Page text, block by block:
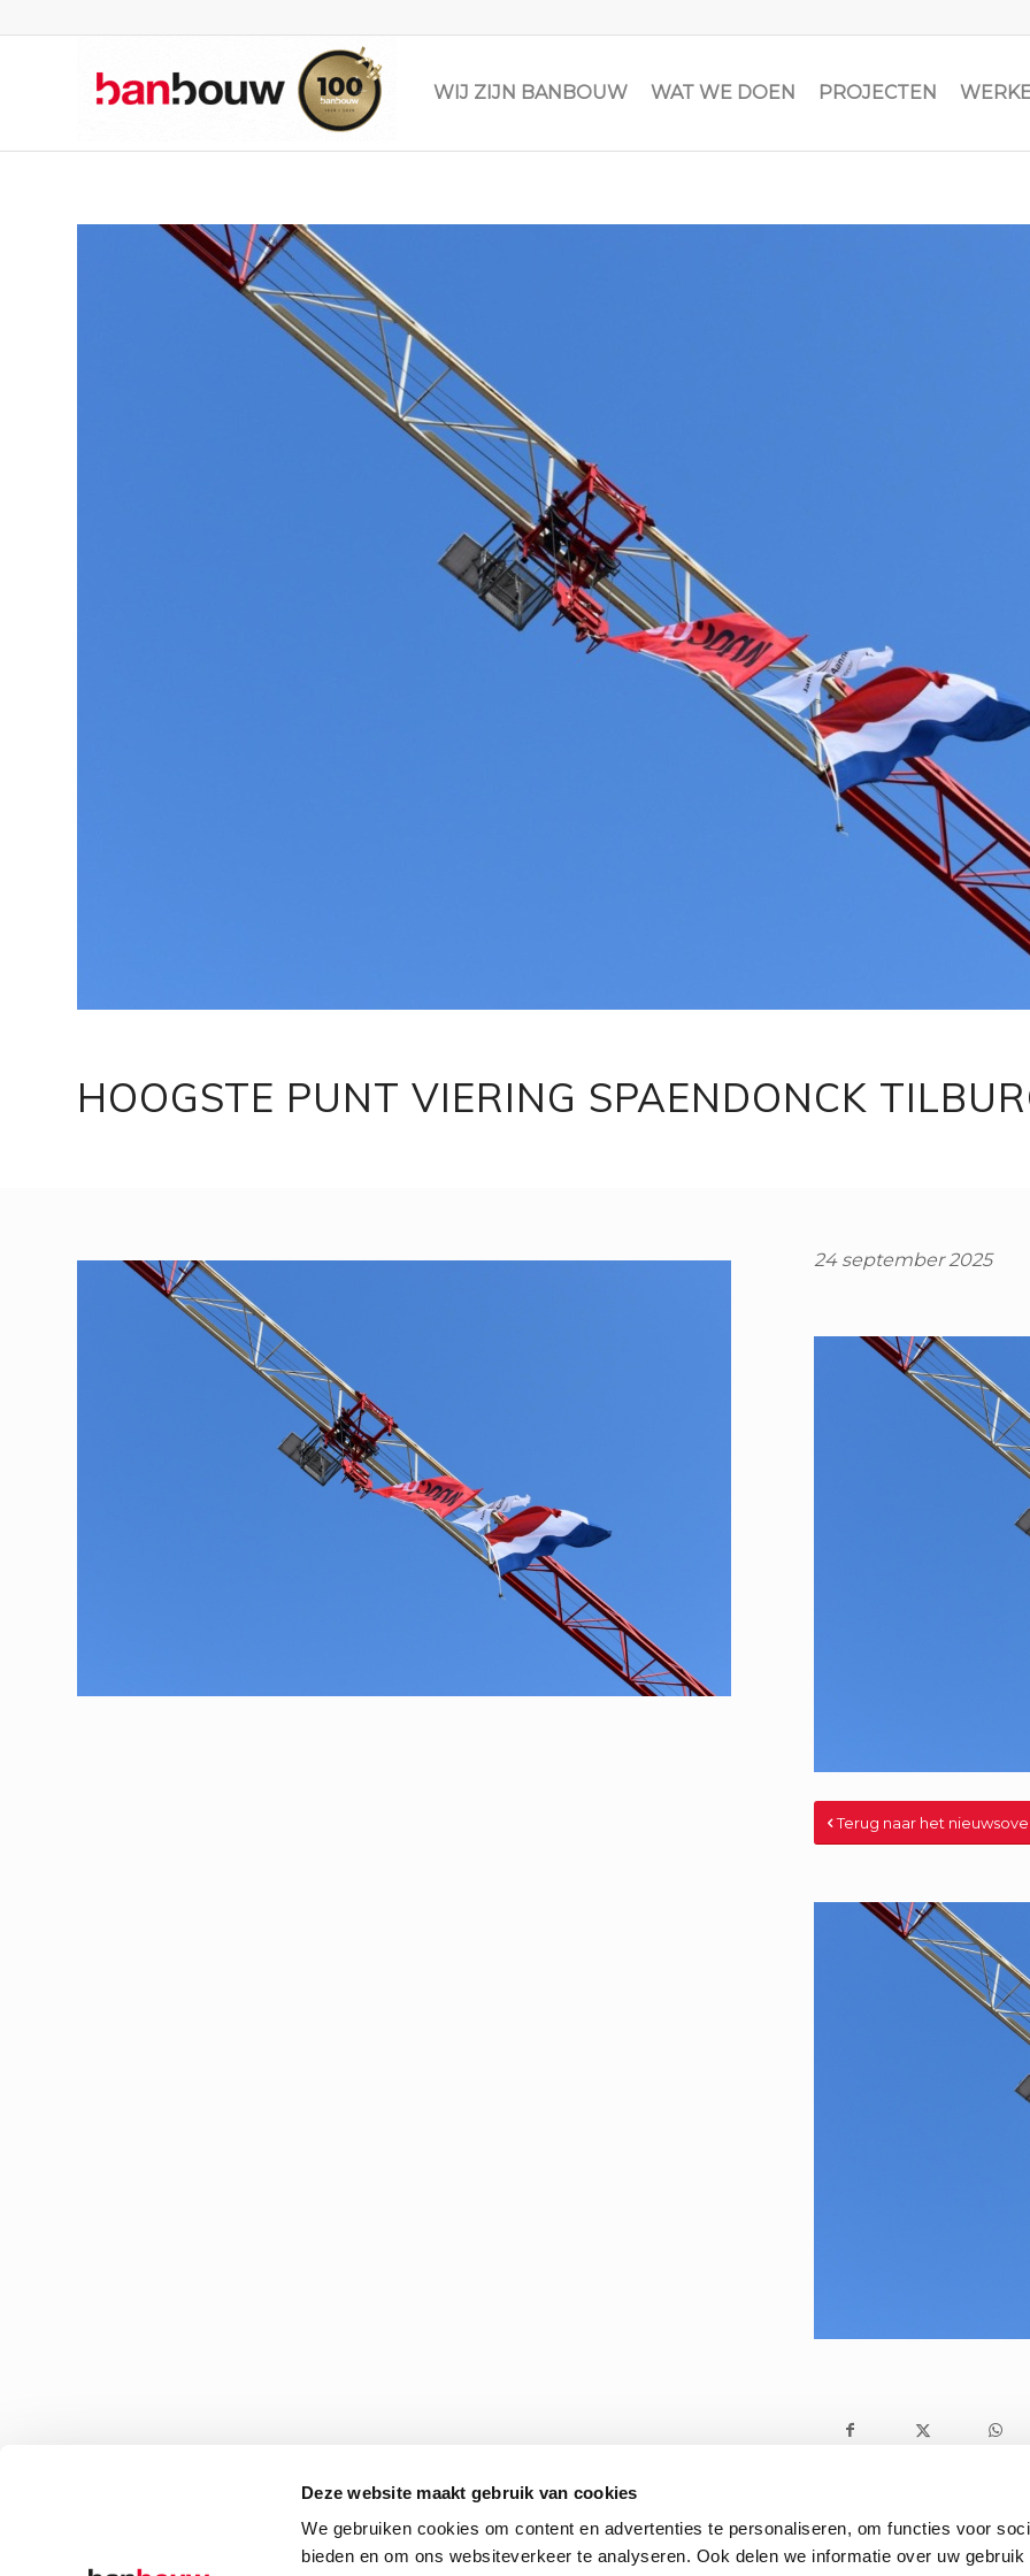
Deze website maakt gebruik van cookies
We gebruiken cookies om content en advertenties te personaliseren, om functies voor
bieden en om ons websiteverkeer te analyseren. Ook delen we informatie over uw gebruik
WIJ ZIJN BANBOUW WAT WE DOEN PROJECTEN
HOOGSTE PUNT VIERING SPAENDONCK
24 september 2025
Terug naar het